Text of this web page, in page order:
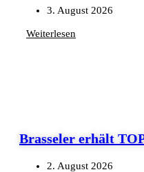
3. August 2026
Weiterlesen
Brasseler erhält
2. August 2026